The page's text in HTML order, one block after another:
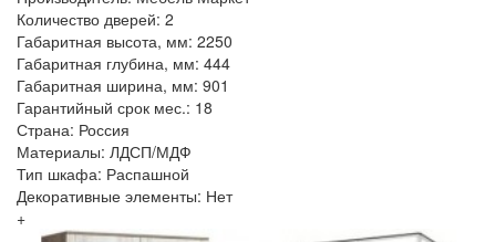
Количество дверей: 2
Габаритная высота, мм: 2250
Габаритная глубина, мм: 444
Габаритная ширина, мм: 901
Гарантийный срок мес.: 18
Страна: Россия
Материалы: ЛДСП/МДФ
Тип шкафа: Распашной
Декоративные элементы: Нет
+